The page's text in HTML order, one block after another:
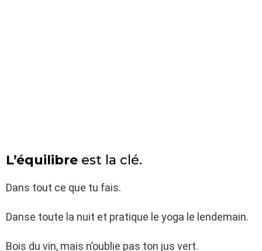
L’équilibre est la clé.
Dans tout ce que tu fais.
Danse toute la nuit et pratique le yoga le lendemain.
Bois du vin, mais n’oublie pas ton jus vert.